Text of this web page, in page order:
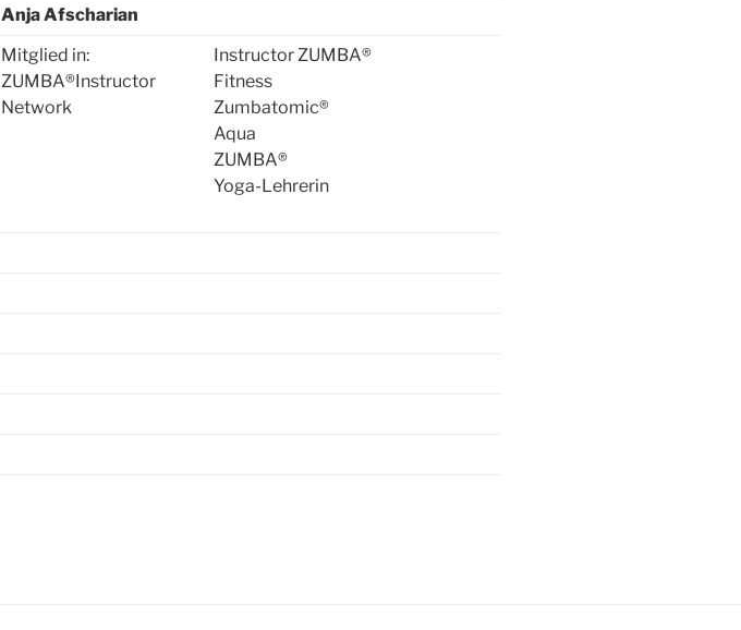
Anja Afscharian
Mitglied in:
ZUMBA®Instructor
Network
Instructor ZUMBA®
Fitness
Zumbatomic®
Aqua
ZUMBA®
Yoga-Lehrerin